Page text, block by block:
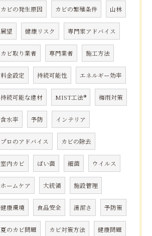
カビの発生原因 カビの繁殖条件 山林
展望 健康リスク 専門家アドバイス
カビ取り業者 専門業者 施工方法
料金設定 持続可能性 エネルギー効率
持続可能な建材 MIST工法® 梅雨対策
含水率 予防 インテリア
プロのアドバイス カビの除去
室内カビ ばい菌 細菌 ウイルス
ホームケア 大統領 施設管理
健康環境 食品安全 清潔さ 予防策
夏のカビ問題 カビ対策方法 健康問題